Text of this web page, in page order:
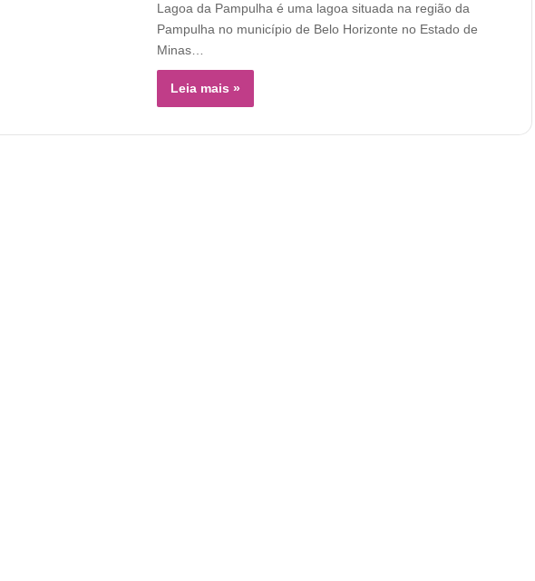
Lagoa da Pampulha é uma lagoa situada na região da
Pampulha no município de Belo Horizonte no Estado de
Minas…
Leia mais »